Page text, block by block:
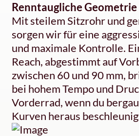
Renntaugliche Geometrie
Mit steilem Sitzrohr und
sorgen wir für eine
und maximale Kontrolle.
Reach, abgestimmt auf
zwischen 60 und 90 mm,
bei hohem Tempo und
Vorderrad, wenn du
Kurven heraus